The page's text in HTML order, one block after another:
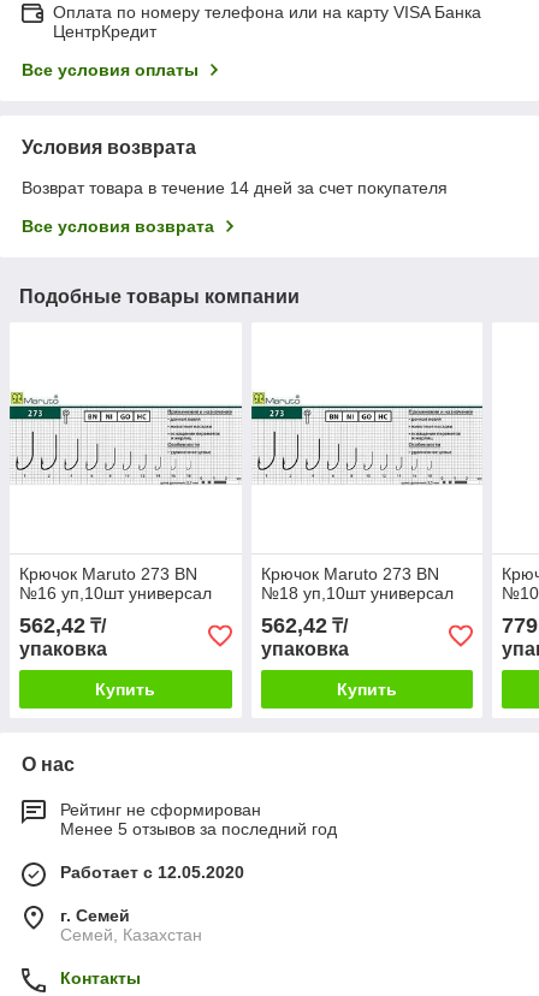
Оплата по номеру телефона или на карту VISA Банка
ЦентрКредит
Все условия оплаты
Условия возврата
Возврат товара в течение 14 дней за счет покупателя
Все условия возврата
Подобные товары компании
Крючок Maruto 273 BN
№16 уп,10шт универсал
562,42 ₸/
упаковка
Купить
Крючок Maruto 273 BN
№18 уп,10шт универсал
562,42₸/
упаковка
Купить
№10
О нас
Рейтинг не сформирован
Менее 5 отзывов за последний год
Работает с 12.05.2020
г. Семей
Семей, Казахстан
Контакты